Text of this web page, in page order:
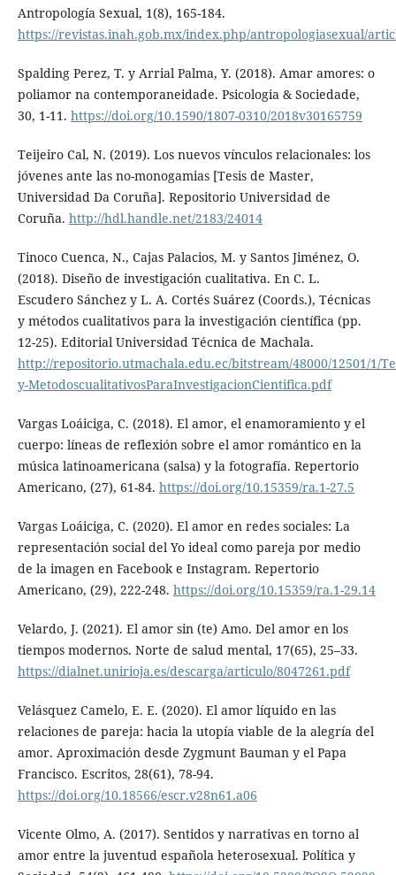
Antropología Sexual, 1(8), 165-184.
https://revistas.inah.gob.mx/index.php/antropologiasexual/
Spalding Perez, T. y Arrial Palma, Y. (2018). Amar amores: o
poliamor na contemporaneidade. Psicologia & Sociedade,
30, 1-11. https://doi.org/10.1590/1807-0310/2018v30165759
Teijeiro Cal, N. (2019). Los nuevos vínculos relacionales: los
jóvenes ante las no-monogamias [Tesis de Master,
Universidad Da Coruña]. Repositorio Universidad de
Coruña. http://hdl.handle.net/2183/24014
Tinoco Cuenca, N., Cajas Palacios, M. y Santos Jiménez, O.
(2018). Diseño de investigación cualitativa. En C. L.
Escudero Sánchez y L. A. Cortés Suárez (Coords.), Técnicas
y métodos cualitativos para la investigación científica (pp.
12-25). Editorial Universidad Técnica de Machala.
http://repositorio.utmachala.edu.ec/bitstream/48000/12501/1/
y-MetodoscualitativosParaInvestigacionCientifica.pdf
Vargas Loáiciga, C. (2018). El amor, el enamoramiento y el
cuerpo: líneas de reflexión sobre el amor romántico en la
música latinoamericana (salsa) y la fotografía. Repertorio
Americano, (27), 61-84. https://doi.org/10.15359/ra.1-27.5
Vargas Loáiciga, C. (2020). El amor en redes sociales: La
representación social del Yo ideal como pareja por medio
de la imagen en Facebook e Instagram. Repertorio
Americano, (29), 222-248. https://doi.org/10.15359/ra.1-29.14
Velardo, J. (2021). El amor sin (te) Amo. Del amor en los
tiempos modernos. Norte de salud mental, 17(65), 25–33.
https://dialnet.unirioja.es/descarga/articulo/8047261.pdf
Velásquez Camelo, E. E. (2020). El amor líquido en las
relaciones de pareja: hacia la utopía viable de la alegría del
amor. Aproximación desde Zygmunt Bauman y el Papa
Francisco. Escritos, 28(61), 78-94.
https://doi.org/10.18566/escr.v28n61.a06
Vicente Olmo, A. (2017). Sentidos y narrativas en torno al
amor entre la juventud española heterosexual. Política y